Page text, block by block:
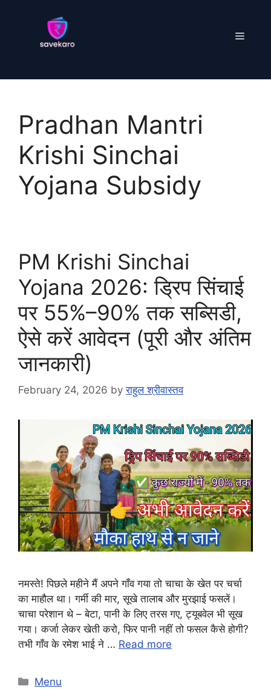
Menu
Pradhan Mantri
Krishi Sinchai
Yojana Subsidy
PM Krishi Sinchai
Yojana 2026: ड्रिप सिंचाई
पर 55%–90% तक सब्सिडी,
ऐसे करें आवेदन (पूरी और अंतिम
जानकारी)
February 24, 2026 byराहुल श्रीवास्तव
नमस्ते! पिछले महीने मैं अपने गाँव गया तो चाचा के खेत पर चर्चा
का माहौल था। गर्मी की मार, सूखे तालाब और मुरझाई फसलें।
चाचा परेशान थे – बेटा, पानी के लिए तरस गए, ट्यूबवेल भी सूख
गया। कर्जा लेकर खेती करो, फिर पानी नहीं तो फसल कैसे होगी?
तभी गाँव के रमेश भाई ने … Read more
Categories
Menu